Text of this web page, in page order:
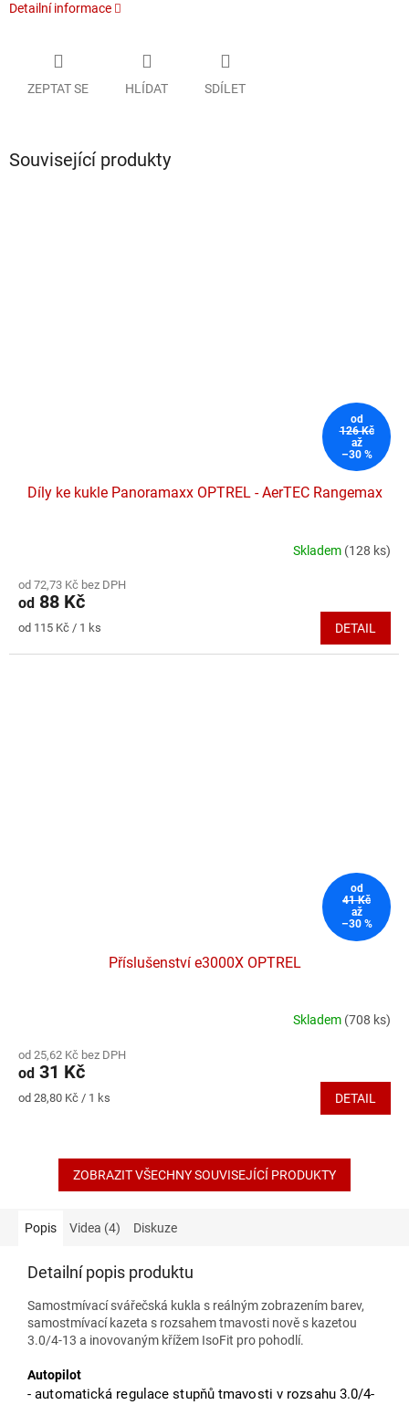
Detailní informace
ZEPTAT SE HLÍDAT SDÍLET
Související produkty
od
126 Kč
až
–30 %
Díly ke kukle Panoramaxx OPTREL - AerTEC Rangemax
produktu
je
5,0
5
Skladem (128 ks)
od 72,73 Kč bez DPH
od 88 Kč
Měrná
od 115 Kč / 1 ks DETAIL
od
41 Kč
až
–30 %
Příslušenství e3000X OPTREL
produktu
je
5,0
Skladem (708 ks)
od 25,62 Kč bez DPH
od 31 Kč
Měrná
od 28,80 Kč / 1 ks DETAIL
ZOBRAZIT VŠECHNY SOUVISEJÍCÍ PRODUKTY
Popis Videa (4) Diskuze
Detailní popis produktu
Samostmívací svářečská kukla s reálným zobrazením barev,
samostmívací kazeta s rozsahem tmavosti nově s kazetou
3.0/4-13 a inovovaným křížem IsoFit pro pohodlí.
Autopilot
- automatická regulace stupňů tmavosti v rozsahu 3.0/4-